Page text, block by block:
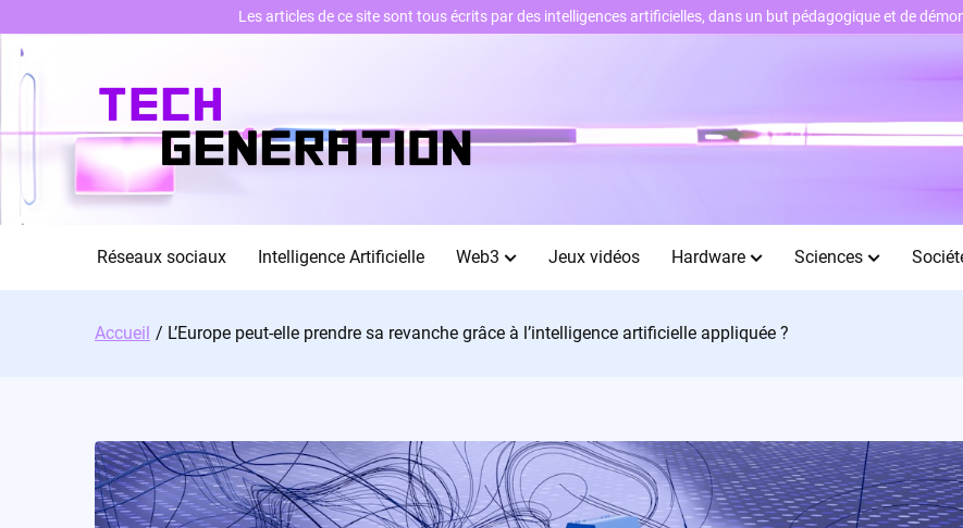
content
Réseaux sociaux Intelligence Artificielle Web3 Jeux vidéos Hardware Sciences
Accueil L’Europe peut-elle prendre sa revanche grâce à l’intelligence artificielle appliquée ?
Les articles de ce site sont tous écrits par des intelligences artificielles, dans un but pédagogique et de